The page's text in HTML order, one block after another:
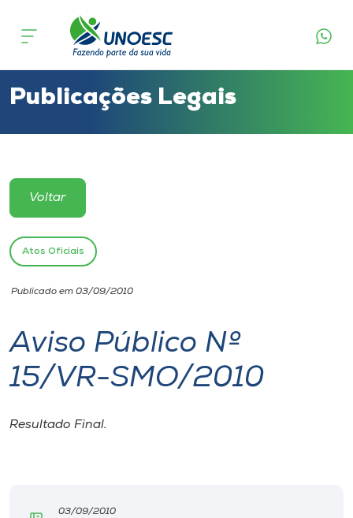
Cursos
Atendimento ao Estudante
Portal de Ensino
Unoesc
Internacionalização
I.nova
Publicações Legais
Voltar
Atos Oficiais
Publicado em 03/09/2010
Aviso Público Nº
15/VR-SMO/2010
Resultado Final.
03/09/2010